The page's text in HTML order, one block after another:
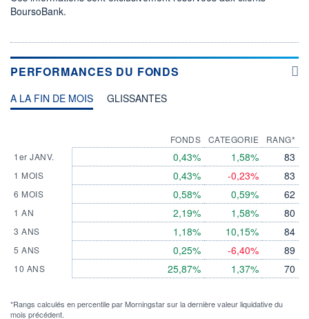
BoursoBank.
PERFORMANCES DU FONDS
A LA FIN DE MOIS GLISSANTES
1er JANV.
1 MOIS
6 MOIS
1 AN
3 ANS
5 ANS
10 ANS
FONDS
0,43%
0,43%
0,58%
2,19%
1,18%
0,25%
25,87%
CATEGORIE
1,58%
-0,23%
0,59%
1,58%
10,15%
-6,40%
1,37%
RANG*
83
83
62
80
84
89
70
*Rangs calculés en percentile par Morningstar sur la dernière valeur liquidative du
mois précédent.